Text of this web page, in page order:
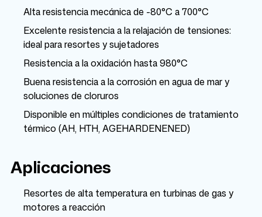
Alta resistencia mecánica de -80°C a 700°C
Excelente resistencia a la relajación de tensiones:
ideal para resortes y sujetadores
Resistencia a la oxidación hasta 980°C
Buena resistencia a la corrosión en agua de mar y
soluciones de cloruros
Disponible en múltiples condiciones de tratamiento
térmico (AH, HTH, AGEHARDENENED)
Aplicaciones
Resortes de alta temperatura en turbinas de gas y
motores a reacción